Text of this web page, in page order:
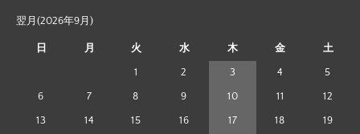
翌月(2026年9月)
日 月 火 水 木 金 土
1 2 3 4 5
6 7 8 9 10 11 12
13 14 15 16 17 18 19